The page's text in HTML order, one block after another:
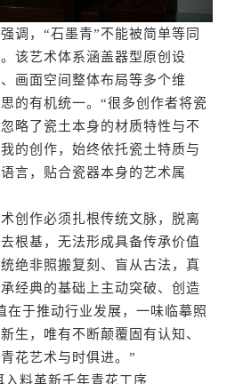
，“石墨青”不能被简单等同
该艺术体系涵盖器型原创设
画面空间整体布局等多个维
的有机统一。“很多创作者将瓷
略了瓷土本身的材质特性与不
的创作，始终依托瓷土特质与
言，贴合瓷器本身的艺术属
作必须扎根传统文脉，脱离
根基，无法形成具备传承价值
绝非照搬复刻、盲从古法，真
经典的基础上主动突破、创造
在于推动行业发展，一味临摹照
生，唯有不断颠覆固有认知、
花艺术与时俱进。”
料革新千年青花工序